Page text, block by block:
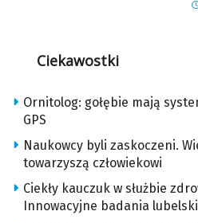
Ciekawostki
Ornitolog: gołębie mają
GPS
Naukowcy byli zaskoczeni.
towarzyszą człowiekowi
Ciekły kauczuk w służbie
Innowacyjne badania